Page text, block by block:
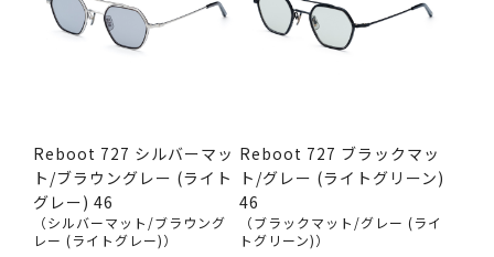
Reboot 727 シルバーマッ
ト/ブラウングレー (ライト
グレー) 46
（シルバーマット/ブラウング
レー (ライトグレー)）
Reboot 727 ブラックマッ
ト/グレー (ライトグリーン)
46
（ブラックマット/グレー (ライ
トグリーン)）